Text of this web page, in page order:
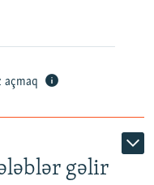
açmaq
gəlir